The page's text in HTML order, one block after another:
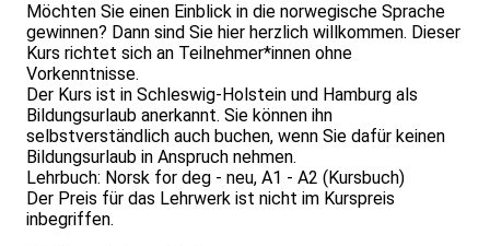
Möchten Sie einen Einblick in die norwegische Sprache
gewinnen? Dann sind Sie hier herzlich willkommen. Dieser
Kurs richtet sich an Teilnehmer*innen ohne
Vorkenntnisse.
Der Kurs ist in Schleswig-Holstein und Hamburg als
Bildungsurlaub anerkannt. Sie können ihn
selbstverständlich auch buchen, wenn Sie dafür keinen
Bildungsurlaub in Anspruch nehmen.
Lehrbuch: Norsk for deg - neu, A1 - A2 (Kursbuch)
Der Preis für das Lehrwerk ist nicht im Kurspreis
inbegriffen.